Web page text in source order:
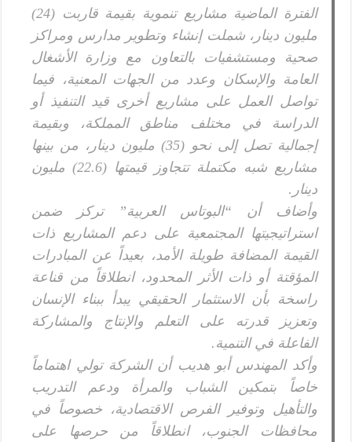
الفترة الماضية مشاريع تنموية بقيمة قاربت (24)
مليون دينار، شملت إنشاء وتطوير مدارس ومراكز
صحية ومستشفيات بالتعاون مع وزارة الأشغال
العامة والإسكان وعدد من الجهات المعنية، فيما
تواصل العمل على مشاريع أخرى قيد التنفيذ أو
الدراسة في مختلف مناطق المملكة، وبقيمة
إجمالية تصل إلى نحو (35) مليون دينار، من بينها
مشاريع شبه مكتملة تتجاوز قيمتها (22.6) مليون
دينار.
وأضاف أن “البوتاس العربية” تركز ضمن
استراتيجيتها المجتمعية على دعم المشاريع ذات
القيمة المضافة طويلة الأمد، بعيداً عن المبادرات
المؤقتة أو ذات الأثر المحدود، انطلاقاً من قناعة
راسخة بأن الاستثمار الحقيقي يبدأ ببناء الإنسان
وتعزيز قدرته على التعلم والإنتاج والمشاركة
الفاعلة في التنمية.
وأكد المهندس أبو هديب أن الشركة تولي اهتماماً
خاصاً بتمكين الشباب والمرأة ودعم التدريب
والتأهيل وتوفير الفرص الاقتصادية، خصوصاً في
محافظات الجنوب، انطلاقاً من حرصها على